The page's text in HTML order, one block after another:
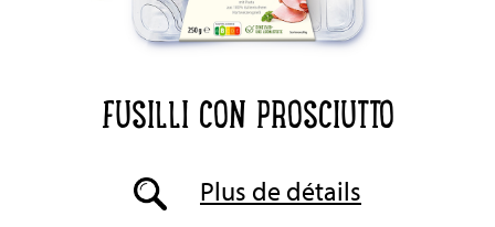
FUSILLI CON PROSCIUTTO
Plus de détails